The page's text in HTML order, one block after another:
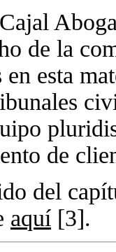
de la
esta
de
del
aquí [3].